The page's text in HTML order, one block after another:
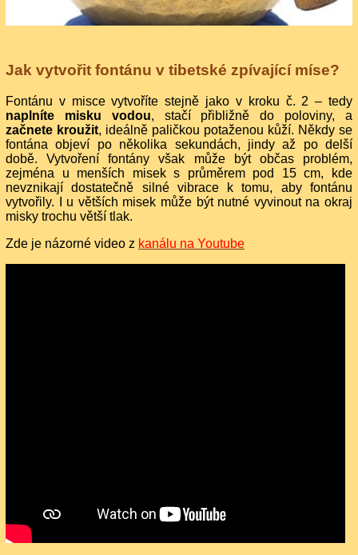
Jak vytvořit fontánu v tibetské zpívající míse?
Fontánu v misce vytvoříte stejně jako v kroku č. 2 – tedy
naplníte misku vodou, stačí přibližně do poloviny, a
začnete kroužit, ideálně paličkou potaženou kůží. Někdy se
fontána objeví po několika sekundách, jindy až po delší
době. Vytvoření fontány však může být občas problém,
zejména u menších misek s průměrem pod 15 cm, kde
nevznikají dostatečně silné vibrace k tomu, aby fontánu
vytvořily. I u větších misek může být nutné vyvinout na okraj
misky trochu větší tlak.
Zde je názorné video z kanálu na Youtube